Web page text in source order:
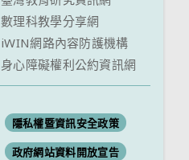
數理科教學分享網
iWIN網路內容防護機構
身心障礙權利公約資訊網
隱私權暨資訊安全政策
政府網站資料開放宣告